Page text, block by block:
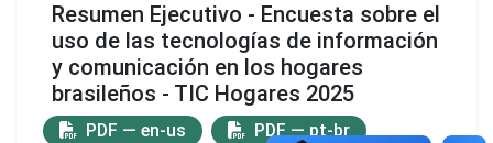
Resumen Ejecutivo - Encuesta sobre el
uso de las tecnologías de información
y comunicación en los hogares
brasileños - TIC Hogares 2025
PDF — en-us PDF — pt-br